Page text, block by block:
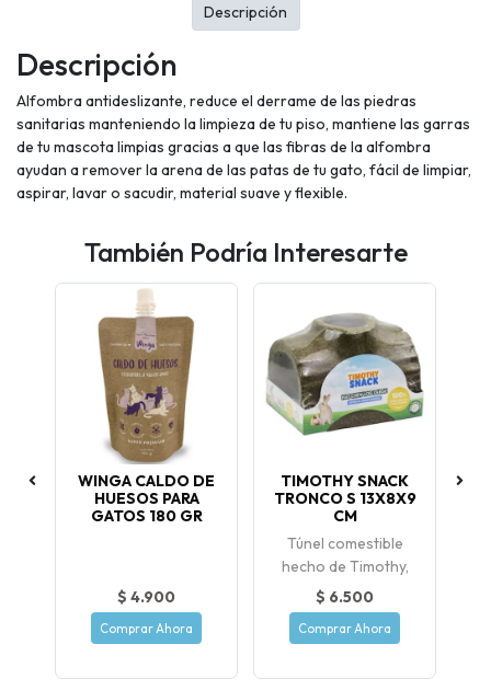
Descripción
Alfombra antideslizante, reduce el derrame de las piedras
sanitarias manteniendo la limpieza de tu piso, mantiene las garras
de tu mascota limpias gracias a que las fibras de la alfombra
ayudan a remover la arena de las patas de tu gato, fácil de limpiar,
aspirar, lavar o sacudir, material suave y flexible.
Descripción
También Podría Interesarte
WINGA CALDO DE
HUESOS PARA
GATOS 180 GR
$ 4.900
Comprar Ahora
TIMOTHY SNACK
TRONCO S 13X8X9
CM
Túnel comestible
hecho de Timothy,
$ 6.500
Comprar Ahora